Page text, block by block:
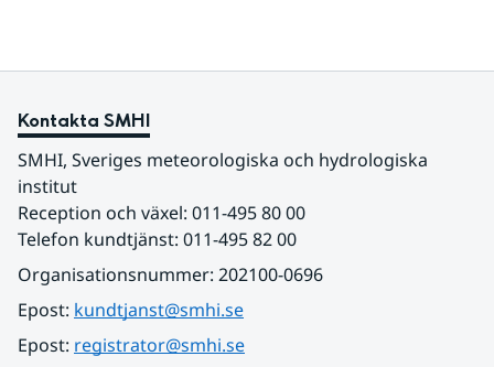
Kontakta SMHI
SMHI, Sveriges meteorologiska och hydrologiska
institut
Reception och växel: 011-495 80 00
Telefon kundtjänst: 011-495 82 00
Organisationsnummer: 202100-0696
Epost: kundtjanst@smhi.se
Epost: registrator@smhi.se